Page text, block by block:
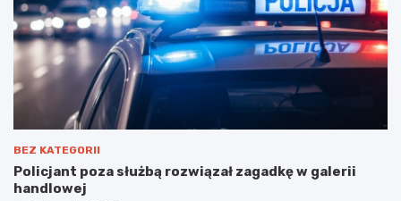
BEZ KATEGORII
Policjant poza służbą rozwiązał zagadkę w galerii
handlowej